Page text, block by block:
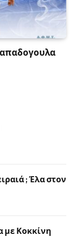
; Έλα στον
με Κοκκίνη